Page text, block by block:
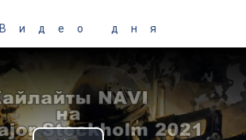
Видео дня